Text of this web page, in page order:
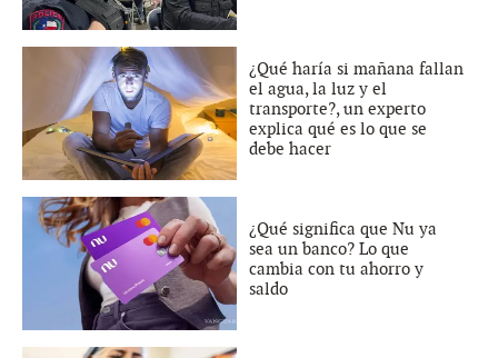
¿Qué haría si mañana fallan
el agua, la luz y el
transporte?, un experto
explica qué es lo que se
debe hacer
¿Qué significa que Nu ya
sea un banco? Lo que
cambia con tu ahorro y
saldo